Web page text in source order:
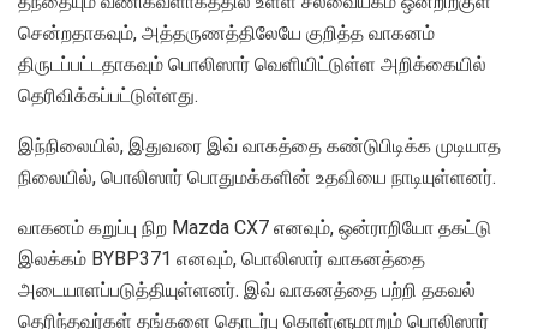
சென்றதாகவும், அத்தருணத்திலேயே குறித்த வாகனம்
திருடப்பட்டதாகவும் பொலிஸார் வெளியிட்டுள்ள அறிக்கையில்
தெரிவிக்கப்பட்டுள்ளது.
இந்நிலையில், இதுவரை இவ் வாகத்தை கண்டுபிடிக்க முடியாத
நிலையில், பொலிஸார் பொதுமக்களின் உதவியை நாடியுள்ளனர்.
வாகனம் கறுப்பு நிற Mazda CX7 எனவும், ஒன்ராறியோ தகட்டு
இலக்கம் BYBP371 எனவும், பொலிஸார் வாகனத்தை
அடையாளப்படுத்தியுள்ளனர். இவ் வாகனத்தை பற்றி தகவல்
தெரிந்தவர்கள் தங்களை தொடர்பு கொள்ளுமாறும் பொலிஸார்